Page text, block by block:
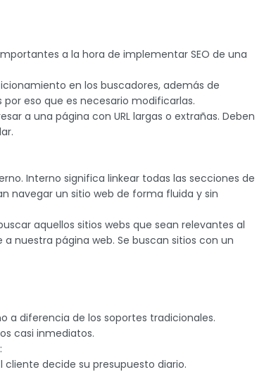
a la hora de implementar SEO de una
en los buscadores, además de
eso que es necesario modificarlas.
a una página con URL largas o extrañas. Deben
Interno significa linkear todas las secciones de
navegar un sitio web de forma fluida y sin
aquellos sitios webs que sean relevantes al
nuestra página web. Se buscan sitios con un
a diferencia de los soportes tradicionales.
casi inmediatos.
cliente decide su presupuesto diario.